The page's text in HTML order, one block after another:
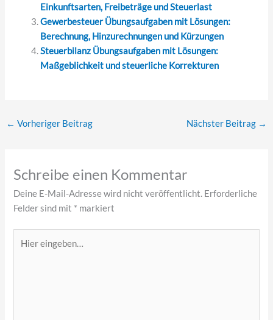
Einkunftsarten, Freibeträge und Steuerlast
Gewerbesteuer Übungsaufgaben mit Lösungen:
Berechnung, Hinzurechnungen und Kürzungen
Steuerbilanz Übungsaufgaben mit Lösungen:
Maßgeblichkeit und steuerliche Korrekturen
← Vorheriger Beitrag Nächster Beitrag →
Schreibe einen Kommentar
Deine E-Mail-Adresse wird nicht veröffentlicht. Erforderliche
Felder sind mit * markiert
eingeben…